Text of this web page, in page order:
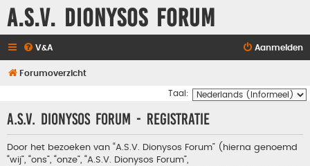
A.S.V. Dionysos Forum
V&A Aanmelden
Forumoverzicht
Taal:
A.S.V. Dionysos Forum - Registratie
Door het bezoeken van “A.S.V. Dionysos Forum” (hierna genoemd
“wij”, “ons”, “onze”, “A.S.V. Dionysos Forum”,